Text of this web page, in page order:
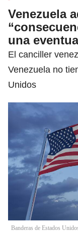
Venezuela
una
El canciller
Venezuela no
Unidos
Banderas de Estados